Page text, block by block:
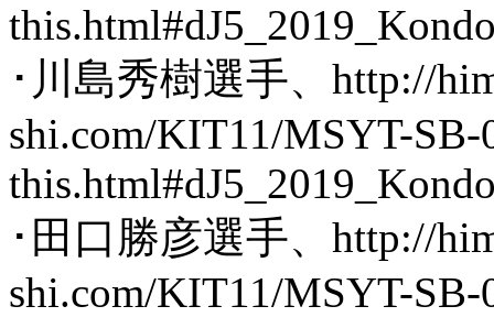
･川島秀樹選手、http://
shi.com/KIT11/MSYT-SB-
･田口勝彦選手、http://
shi.com/KIT11/MSYT-SB-